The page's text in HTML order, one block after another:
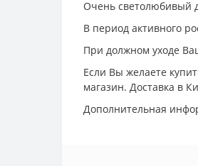
Очень светолюбивый
В период активного
При должном уходе
Если Вы желаете
магазин. Доставка в
Дополнительная